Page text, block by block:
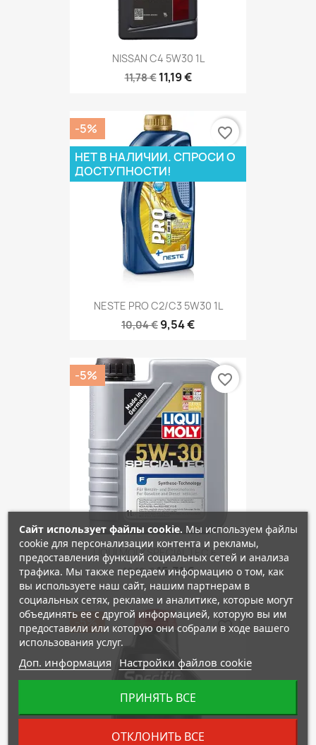
NISSAN C4 5W30 1L
11,78 € 11,19 €
NESTE PRO C2/C3 5W30 1L
10,04 € 9,54 €
-5%
НЕТ В НАЛИЧИИ. СПРОСИ О
ДОСТУПНОСТИ!
favorite_border
LIQUI MOLY SPECIAL TEC F...
16,12 €15,31 €
-5% favorite_border
-5% favorite_border
Сайт использует файлы cookie. Мы используем файлы
cookie для персонализации контента и рекламы,
предоставления функций социальных сетей и анализа
трафика. Мы также передаем информацию о том, как
вы используете наш сайт, нашим партнерам в
социальных сетях, рекламе и аналитике, которые могут
объединять ее с другой информацией, которую вы им
предоставили или которую они собрали в ходе вашего
использования услуг.
Доп. информация Настройки файлов cookie
ОТКЛОНИТЬ ВСЕ
ПРИНЯТЬ ВСЕ